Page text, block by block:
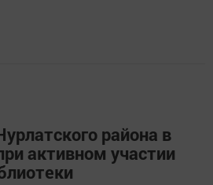
района в
активном участии